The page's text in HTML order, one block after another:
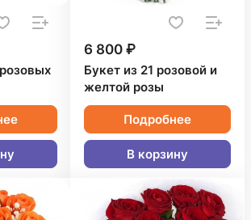
6 800 ₽
Букет из 21 розовой и
желтой розы
Подробнее
В корзину